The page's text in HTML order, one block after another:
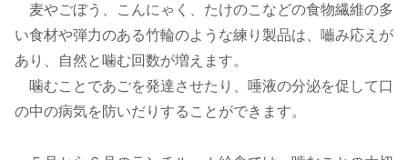
麦やごぼう、こんにゃく、たけのこなどの食物繊維の多
い食材や弾力のある竹輪のような練り製品は、嚙み応えが
あり、自然と噛む回数が増えます。
噛むことであごを発達させたり、唾液の分泌を促して口
の中の病気を防いだりすることができます。